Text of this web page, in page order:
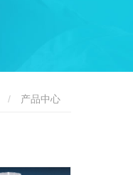
产品中心